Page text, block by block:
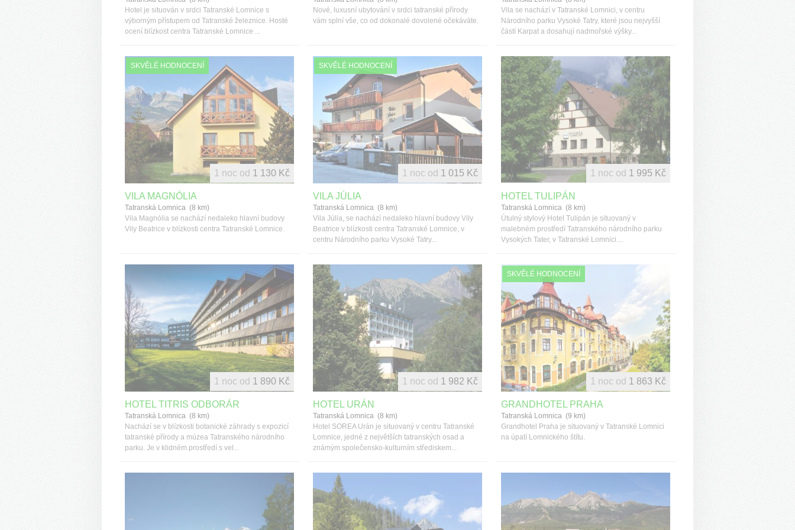
Hotel je situován v srdci Tatranské Lomnice s
výborným přístupem od Tatranské železnice. Hosté
ocení blízkost centra Tatranské Lomnice ...
Nové, luxusní ubytování v srdci tatranské přírody
vám splní vše, co od dokonalé dovolené očekáváte.
Vila se nachází v Tatranské Lomnici, v centru
Národního parku Vysoké Tatry, které jsou nejvyšší
částí Karpat a dosahují nadmořské výšky...
SKVĚLÉ HODNOCENÍ
VILA MAGNÓLIA
Tatranská Lomnica (8 km)
Vila Magnólia se nachází nedaleko hlavní budovy
Vily Beatrice v blízkosti centra Tatranské Lomnice.
1 noc od 1 130 Kč
SKVĚLÉ HODNOCENÍ
VILA JÚLIA
Tatranská Lomnica (8 km)
Vila Júlia, se nachází nedaleko hlavní budovy Vily
Beatrice v blízkosti centra Tatranské Lomnice, v
centru Národního parku Vysoké Tatry...
1 noc od 1 015 Kč
HOTEL TULIPÁN
Tatranská Lomnica (8 km)
Útulný stylový Hotel Tulipán je situovaný v
malebném prostředí Tatranského národního parku
Vysokých Tater, v Tatranské Lomnici....
1 noc od 1 995 Kč
HOTEL TITRIS ODBORÁR
Tatranská Lomnica (8 km)
Nachází se v blízkosti botanické záhrady s expozicí
tatranské přírody a múzea Tatranského národního
parku. Je v klidném prostředí s vel...
1 noc od 1 890 Kč
HOTEL URÁN
Tatranská Lomnica (8 km)
Hotel SOREA Urán je situovaný v centru Tatranské
Lomnice, jedné z největších tatranských osad a
známým společensko-kulturním střediskem...
1 noc od 1 982 Kč
SKVĚLÉ HODNOCENÍ
GRANDHOTEL PRAHA
Tatranská Lomnica (9 km)
Grandhotel Praha je situovaný v Tatranské Lomnici
na úpatí Lomnického štítu.
1 noc od 1 863 Kč